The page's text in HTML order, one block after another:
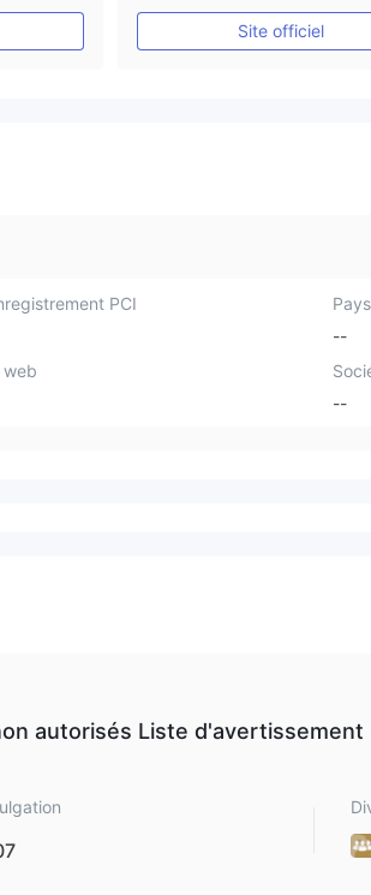
Etiquette principale MT4
Site officiel
PCI
--
web
--
autorisés Liste